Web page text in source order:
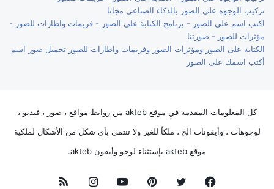
تركيب الوجوه على الصور بالذكاء الصناعى مجانا
اكتب اسم على الصور - برنامج الكتابة على الصور - فريمات واطارات للصور -
مؤثرات للصور - صورتنا
الكتابة على الصور ومؤثرات الصور وفريمات واطارات للصور تحميل صور اسم
أكتب اسمك على الصور
كل المعلومات المقدمة في موقع akteb من روابط مواقع ، صور ، فيديو ،
لوجوهات ، وأيقونات الخ ، ملكاً للغير ولا تنتمى بأي شكل من الأشكال لملكية
موقع akteb بإستثناء لوجو وأيقون akteb.
فيسبوك تويتر بينتيريستيوتيوبانستقرامملخص